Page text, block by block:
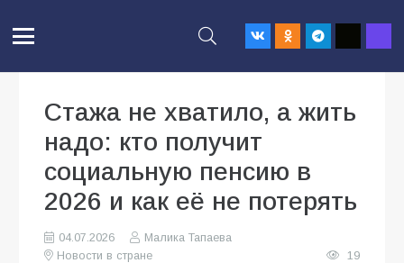
Стажа не хватило, а жить
надо: кто получит
социальную пенсию в
2026 и как её не потерять
04.07.2026
Малика Тапаева
Новости в стране
19